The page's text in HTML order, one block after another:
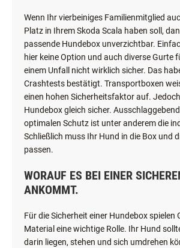
Wenn Ihr vierbeiniges Familienmitglied
Platz in Ihrem Skoda Scala haben soll,
passende Hundebox unverzichtbar.
hier keine Option und auch diverse Gurte
einem Unfall nicht wirklich sicher. Das
Crashtests bestätigt. Transportboxen
einen hohen Sicherheitsfaktor auf.
Hundebox gleich sicher.
optimalen Schutz ist unter anderem die
Schließlich muss Ihr Hund in die Box und
passen.
WORAUF ES BEI EINER
ANKOMMT.
Für die Sicherheit einer Hundebox spielen
Material eine wichtige Rolle. Ihr Hund
darin liegen, stehen und sich umdrehen